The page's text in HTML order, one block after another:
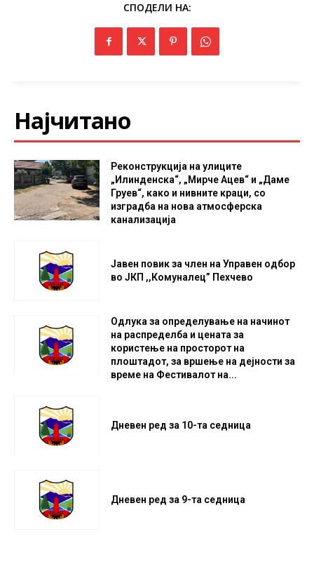
СПОДЕЛИ НА:
Најчитано
Реконструкција на улиците
„Илинденска“, „Мирче Ацев“ и „Даме
Груев“, како и нивните краци, со
изградба на нова атмосферска
канализација
Јавен повик за член на Управен одбор
во ЈКП ,,Комуналец” Пехчево
Одлука за определување на начинот
на распределба и цената за
користење на просторот на
плоштадот, за вршење на дејности за
време на Фестивалот на...
Дневен ред за 10-та седница
Дневен ред за 9-та седница